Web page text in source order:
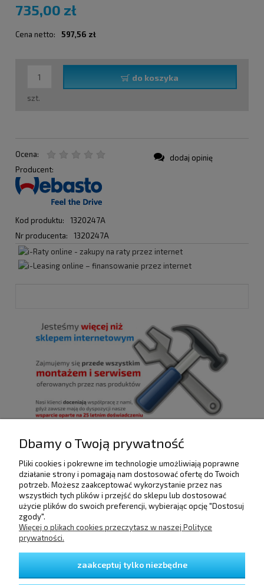
735,00 zł
Cena netto: 597,56 zł
szt.
do koszyka
Ocena:
Producent:
Kod produktu:
1320247A
Nr producenta:
1320247A
dodaj opinię
POMOC
DOSTAWA I PŁATNOŚCI
Dbamy o Twoją prywatność
Pliki cookies i pokrewne im technologie umożliwiają poprawne
działanie strony i pomagają nam dostosować ofertę do Twoich
potrzeb. Możesz zaakceptować wykorzystanie przez nas
wszystkich tych plików i przejść do sklepu lub dostosować
użycie plików do swoich preferencji, wybierając opcję "Dostosuj
zgody".
Więcej o plikach cookies przeczytasz w naszej Polityce
prywatności.
zaakceptuj tylko niezbędne